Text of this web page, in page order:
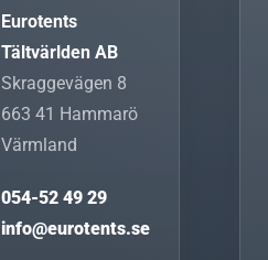
Eurotents
Tältvärlden AB
Skraggevägen 8
663 41 Hammarö
Värmland
054-52 49 29
info@eurotents.se